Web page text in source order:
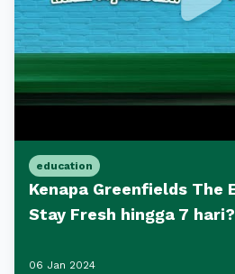
education
Kenapa Greenfields The
Stay Fresh hingga 7 hari?
06 Jan 2024